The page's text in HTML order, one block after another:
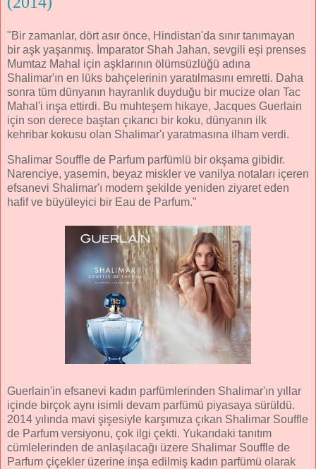
"Bir zamanlar, dört asır önce, Hindistan'da sınır tanımayan
bir aşk yaşanmış. İmparator Shah Jahan, sevgili eşi prenses
Mumtaz Mahal için aşklarının ölümsüzlüğü adına
Shalimar'ın en lüks bahçelerinin yaratılmasını emretti. Daha
sonra tüm dünyanın hayranlık duyduğu bir mucize olan Tac
Mahal'i inşa ettirdi. Bu muhteşem hikaye, Jacques Guerlain
için son derece baştan çıkarıcı bir koku, dünyanın ilk
kehribar kokusu olan Shalimar'ı yaratmasına ilham verdi.
Shalimar Souffle de Parfum parfümlü bir okşama gibidir.
Narenciye, yasemin, beyaz miskler ve vanilya notaları içeren
efsanevi Shalimar'ı modern şekilde yeniden ziyaret eden
hafif ve büyüleyici bir Eau de Parfum."
Guerlain'in efsanevi kadın parfümlerinden Shalimar'ın yıllar
içinde birçok aynı isimli devam parfümü piyasaya sürüldü.
2014 yılında mavi şişesiyle karşımıza çıkan Shalimar Souffle
de Parfum versiyonu, çok ilgi çekti. Yukarıdaki tanıtım
cümlelerinden de anlaşılacağı üzere Shalimar Souffle de
Parfum çiçekler üzerine inşa edilmiş kadın parfümü olarak